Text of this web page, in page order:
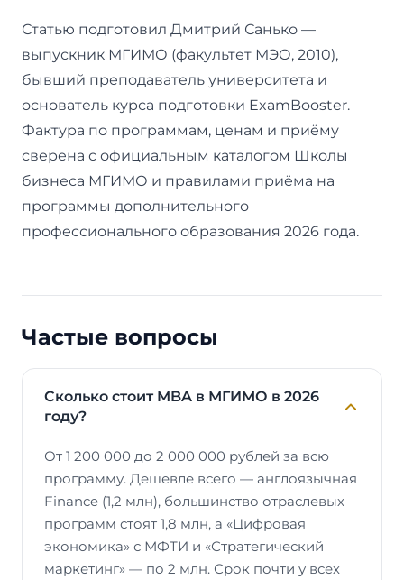
Статью подготовил Дмитрий Санько —
выпускник МГИМО (факультет МЭО, 2010),
бывший преподаватель университета и
основатель курса подготовки ExamBooster.
Фактура по программам, ценам и приёму
сверена с официальным каталогом Школы
бизнеса МГИМО и правилами приёма на
программы дополнительного
профессионального образования 2026 года.
Частые вопросы
Сколько стоит MBA в МГИМО в 2026
году?
От 1 200 000 до 2 000 000 рублей за всю
программу. Дешевле всего — англоязычная
Finance (1,2 млн), большинство отраслевых
программ стоят 1,8 млн, а «Цифровая
экономика» с МФТИ и «Стратегический
маркетинг» — по 2 млн. Срок почти у всех